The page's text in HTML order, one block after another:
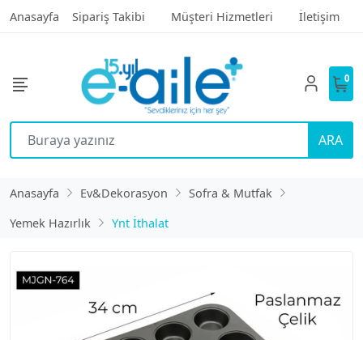
Anasayfa Sipariş Takibi Müşteri Hizmetleri İletişim
ARA
0
Anasayfa Ev&Dekorasyon
Sofra & Mutfak
Yemek Hazırlık
Ynt İthalat